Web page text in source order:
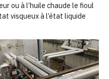
ou à l’huile chaude le fioul
visqueux à l’état liquide